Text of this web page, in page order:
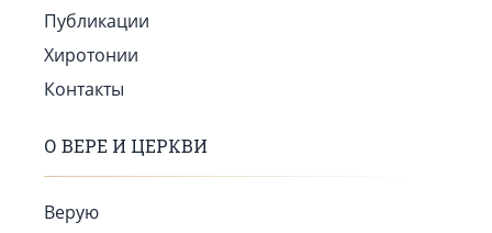
Публикации
Хиротонии
Контакты
О ВЕРЕ И ЦЕРКВИ
Верую